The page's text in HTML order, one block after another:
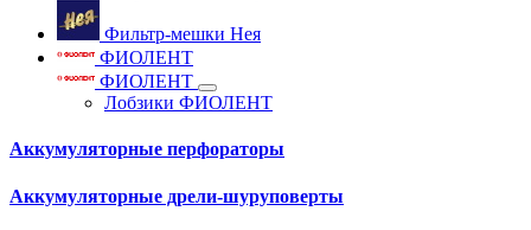
Фильтр-мешки Нея
ФИОЛЕНТ
ФИОЛЕНТ
Лобзики ФИОЛЕНТ
Аккумуляторные перфораторы
Аккумуляторные дрели-шуруповерты